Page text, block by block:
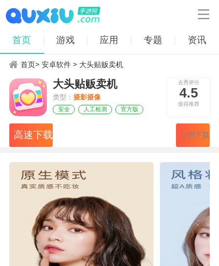

首页 游戏 应用 专题 资讯
首页>安卓软件 > 大头贴贩卖机
大头贴贩卖机
类型：摄影摄像
安全 人工检测 官方版
去秀评分
4.5
值得推荐
高速下载 立即下载